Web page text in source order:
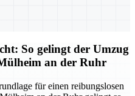
So gelingt der Umzug
an der Ruhr
für einen reibungslosen